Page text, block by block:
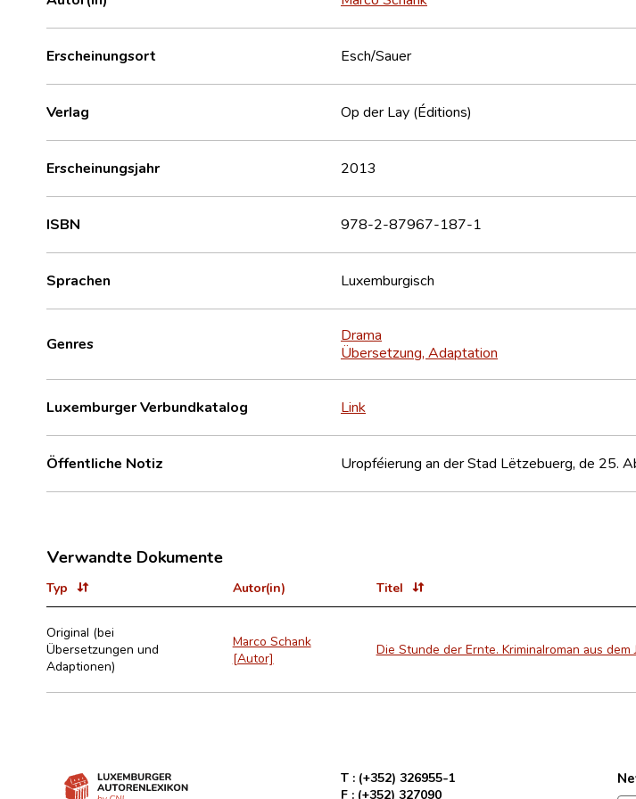
Erscheinungsort Esch/Sauer
Verlag Op der Lay (Éditions)
Erscheinungsjahr 2013
ISBN 978-2-87967-187-1
Sprachen Luxemburgisch
Genres
Drama
Übersetzung, Adaptation
Luxemburger Verbundkatalog Link
Öffentliche Notiz Uropféierung an der Stad Lëtzebuerg, de 25.
Verwandte Dokumente
Typ Autor(in) Titel
Original (bei
Übersetzungen und
Adaptionen)
Marco Schank
[Autor]
Die Stunde der Ernte. Kriminalroman aus dem
T : (+352) 326955-1
F : (+352) 327090